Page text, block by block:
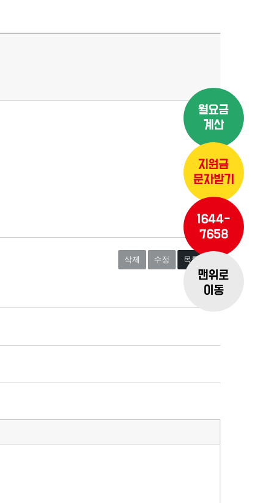
삭제 수정 목록보기
월요금
계산
지원금
문자받기
1644-
7658
맨위로
이동